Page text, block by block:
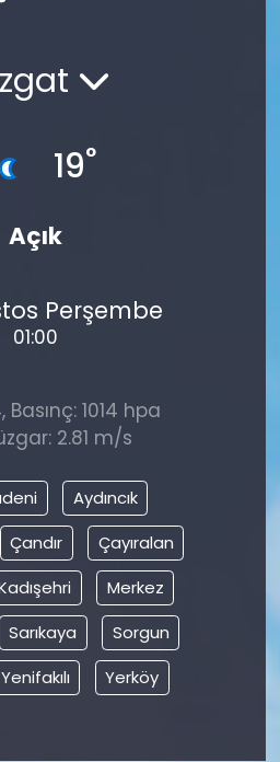
19°
Açık
Perşembe
01:00
Basınç: 1014 hpa
2.81 m/s
Aydıncık
Çandır
Çayıralan
Merkez
Sarıkaya
Sorgun
Yenifakılı Yerköy